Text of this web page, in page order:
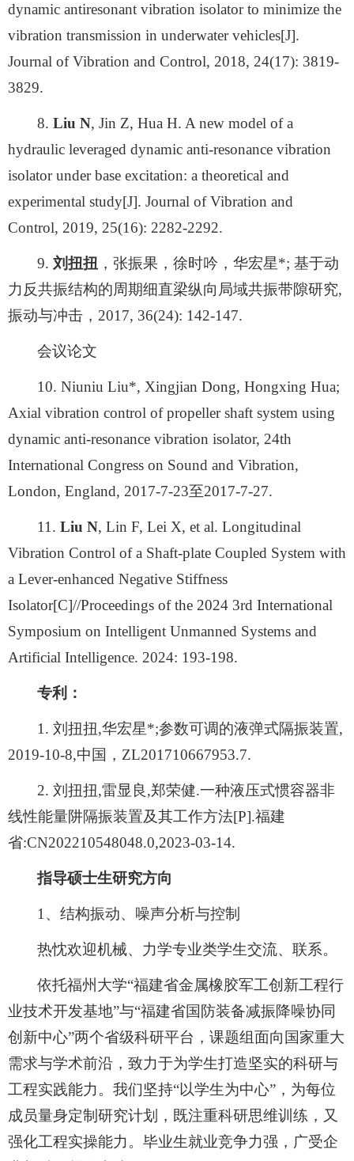
dynamic antiresonant vibration isolator to minimize the
vibration transmission in underwater vehicles[J].
Journal of Vibration and Control, 2018, 24(17): 3819-
3829.
8.Liu N, Jin Z, Hua H. A new model of a
hydraulic leveraged dynamic anti-resonance vibration
isolator under base excitation: a theoretical and
experimental study[J]. Journal of Vibration and
Control, 2019, 25(16): 2282-2292.
9.刘扭扭 ，张振果，徐时吟，华宏星*; 基于动
力反共振结构的周期细直梁纵向局域共振带隙研究,
振动与冲击，2017, 36(24): 142-147.
会议论文
10. Niuniu Liu*, Xingjian Dong, Hongxing Hua;
Axial vibration control of propeller shaft system using
dynamic anti-resonance vibration isolator, 24th
International Congress on Sound and Vibration,
London, England, 2017-7-23至2017-7-27.
11.Liu N, Lin F, Lei X, et al. Longitudinal
Vibration Control of a Shaft-plate Coupled System with
a Lever-enhanced Negative Stiffness
Isolator[C]//Proceedings of the 2024 3rd International
Symposium on Intelligent Unmanned Systems and
Artificial Intelligence. 2024: 193-198.
专利：
1. 刘扭扭,华宏星*;参数可调的液弹式隔振装置,
2019-10-8,中国，ZL201710667953.7.
2. 刘扭扭,雷显良,郑荣健.一种液压式惯容器非
线性能量阱隔振装置及其工作方法[P].福建
省:CN202210548048.0,2023-03-14.
指导硕士生研究方向
1、结构振动、噪声分析与控制
热忱欢迎机械、力学专业类学生交流、联系。
依托福州大学“福建省金属橡胶军工创新工程行
业技术开发基地”与“福建省国防装备减振降噪协同
创新中心”两个省级科研平台，课题组面向国家重大
需求与学术前沿，致力于为学生打造坚实的科研与
工程实践能力。我们坚持“以学生为中心”，为每位
成员量身定制研究计划，既注重科研思维训练，又
强化工程实操能力。毕业生就业竞争力强，广受企